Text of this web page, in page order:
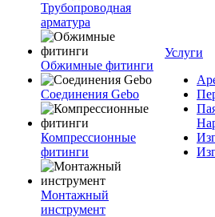
Трубопроводная
арматура
Обжимные фитинги
Соединения Gebo
Компрессионные
фитинги
Монтажный
инструмент
Услуги